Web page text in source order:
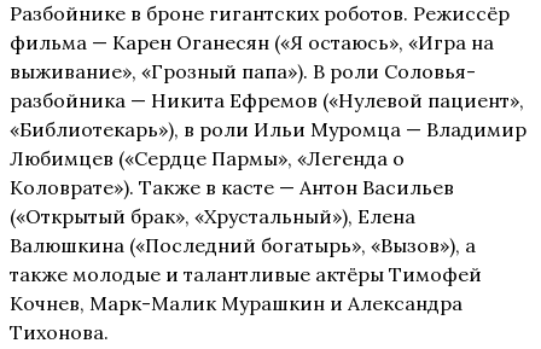
Разбойнике в броне гигантских роботов. Режиссёр
фильма — Карен Оганесян («Я остаюсь», «Игра на
выживание», «Грозный папа»). В роли Соловья-
разбойника — Никита Ефремов («Нулевой пациент»,
«Библиотекарь»), в роли Ильи Муромца — Владимир
Любимцев («Сердце Пармы», «Легенда о
Коловрате»). Также в касте — Антон Васильев
(«Открытый брак», «Хрустальный»), Елена
Валюшкина («Последний богатырь», «Вызов»), а
также молодые и талантливые актёры Тимофей
Кочнев, Марк-Малик Мурашкин и Александра
Тихонова.